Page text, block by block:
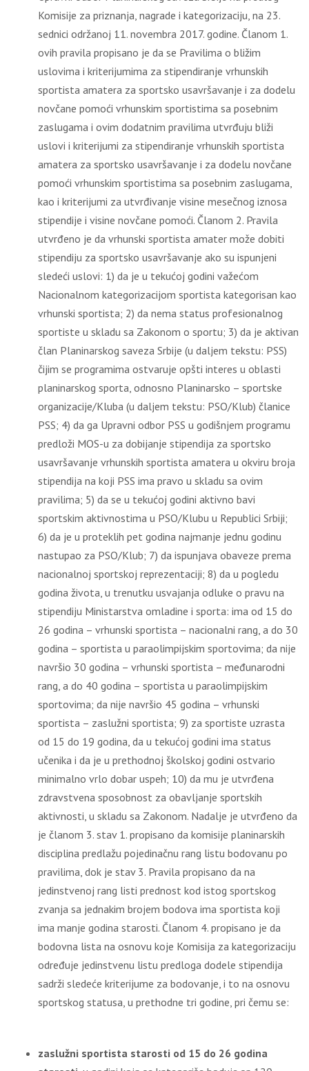
Komisije za priznanja, nagrade i kategorizaciju, na 23.
sednici održanoj 11. novembra 2017. godine. Članom 1.
ovih pravila propisano je da se Pravilima o bližim
uslovima i kriterijumima za stipendiranje vrhunskih
sportista amatera za sportsko usavršavanje i za dodelu
novčane pomoći vrhunskim sportistima sa posebnim
zaslugama i ovim dodatnim pravilima utvrđuju bliži
uslovi i kriterijumi za stipendiranje vrhunskih sportista
amatera za sportsko usavršavanje i za dodelu novčane
pomoći vrhunskim sportistima sa posebnim zaslugama,
kao i kriterijumi za utvrđivanje visine mesečnog iznosa
stipendije i visine novčane pomoći. Članom 2. Pravila
utvrđeno je da vrhunski sportista amater može dobiti
stipendiju za sportsko usavršavanje ako su ispunjeni
sledeći uslovi: 1) da je u tekućoj godini važećom
Nacionalnom kategorizacijom sportista kategorisan kao
vrhunski sportista; 2) da nema status profesionalnog
sportiste u skladu sa Zakonom o sportu; 3) da je aktivan
član Planinarskog saveza Srbije (u daljem tekstu: PSS)
čijim se programima ostvaruje opšti interes u oblasti
planinarskog sporta, odnosno Planinarsko – sportske
organizacije/Kluba (u daljem tekstu: PSO/Klub) članice
PSS; 4) da ga Upravni odbor PSS u godišnjem programu
predloži MOS-u za dobijanje stipendija za sportsko
usavršavanje vrhunskih sportista amatera u okviru broja
stipendija na koji PSS ima pravo u skladu sa ovim
pravilima; 5) da se u tekućoj godini aktivno bavi
sportskim aktivnostima u PSO/Klubu u Republici Srbiji;
6) da je u proteklih pet godina najmanje jednu godinu
nastupao za PSO/Klub; 7) da ispunjava obaveze prema
nacionalnoj sportskoj reprezentaciji; 8) da u pogledu
godina života, u trenutku usvajanja odluke o pravu na
stipendiju Ministarstva omladine i sporta: ima od 15 do
26 godina – vrhunski sportista – nacionalni rang, a do 30
godina – sportista u paraolimpijskim sportovima; da nije
navršio 30 godina – vrhunski sportista – međunarodni
rang, a do 40 godina – sportista u paraolimpijskim
sportovima; da nije navršio 45 godina – vrhunski
sportista – zaslužni sportista; 9) za sportiste uzrasta
od 15 do 19 godina, da u tekućoj godini ima status
učenika i da je u prethodnoj školskoj godini ostvario
minimalno vrlo dobar uspeh; 10) da mu je utvrđena
zdravstvena sposobnost za obavljanje sportskih
aktivnosti, u skladu sa Zakonom. Nadalje je utvrđeno da
je članom 3. stav 1. propisano da komisije planinarskih
disciplina predlažu pojedinačnu rang listu bodovanu po
pravilima, dok je stav 3. Pravila propisano da na
jedinstvenoj rang listi prednost kod istog sportskog
zvanja sa jednakim brojem bodova ima sportista koji
ima manje godina starosti. Članom 4. propisano je da
bodovna lista na osnovu koje Komisija za kategorizaciju
određuje jedinstvenu listu predloga dodele stipendija
sadrži sledeće kriterijume za bodovanje, i to na osnovu
sportskog statusa, u prethodne tri godine, pri čemu se:
zaslužni sportista starosti od 15 do 26 godina